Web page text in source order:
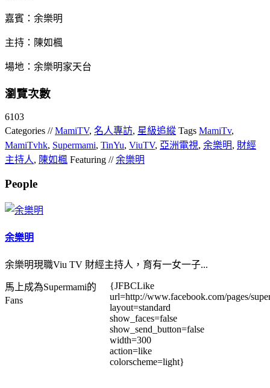
嘉賓：余樂明
主持：陳如楓
場地：余樂明家天台
瀏覽次數
6103
Categories //MamiTV, 名人專訪, 星級追縱 Tags MamiTv,
MamiTvhk, Supermami, TinYu, ViuTV, 亞洲電視, 余樂明, 財經
主持人, 陳如楓 Featuring //余樂明
People
余樂明
余樂明現職Viu TV 財經主持人，育有一女一子...
馬上成為Supermami的
Fans
{JFBCLike
url=http://www.facebook.com/pages/
layout=standard
show_faces=false
show_send_button=false
width=300
action=like
colorscheme=light}